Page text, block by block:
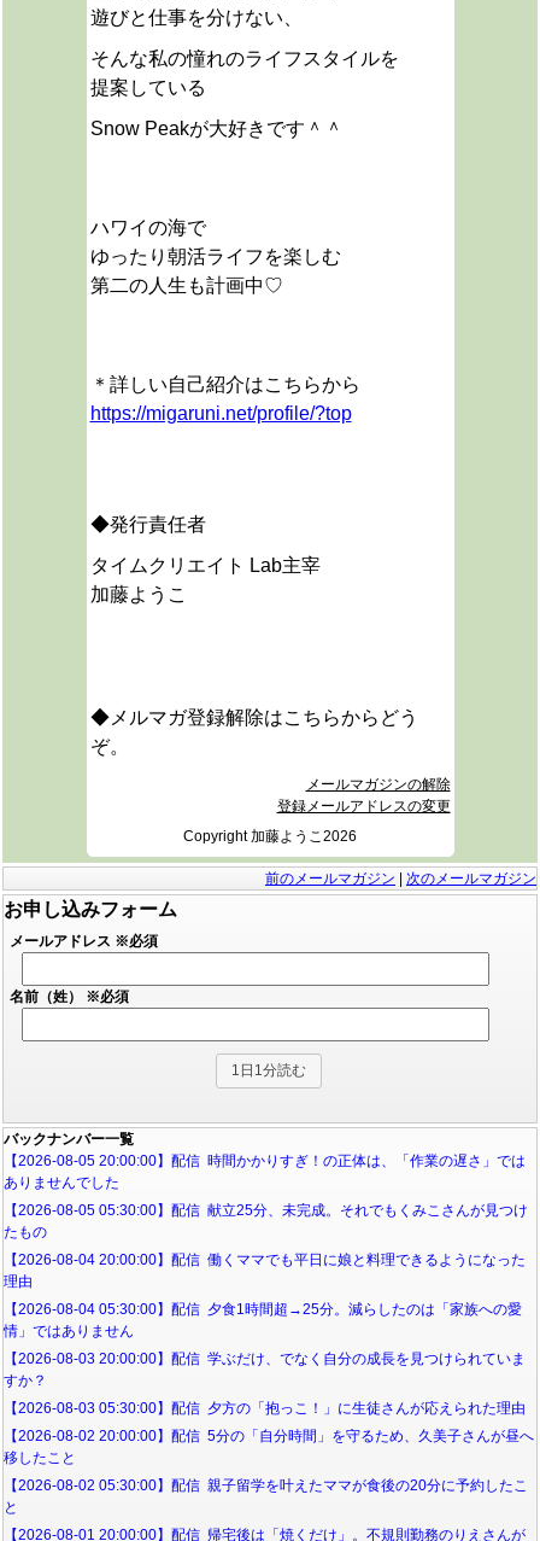
遊びと仕事を分けない、
そんな私の憧れのライフスタイルを
提案している
Snow Peakが大好きです＾＾
ハワイの海で
ゆったり朝活ライフを楽しむ
第二の人生も計画中♡
＊詳しい自己紹介はこちらから
https://migaruni.net/profile/?top
◆発行責任者
タイムクリエイト Lab主宰
加藤ようこ
◆メルマガ登録解除はこちらからどう
ぞ。
メールマガジンの解除
登録メールアドレスの変更
Copyright 加藤ようこ2026
前のメールマガジン 次のメールマガジン
お申し込みフォーム
メールアドレス ※必須
名前（姓） ※必須
バックナンバー一覧
【2026-08-05 20:00:00】配信 時間かかりすぎ！の正体は、「作業の遅さ」では
ありませんでした
【2026-08-05 05:30:00】配信 献立25分、未完成。それでもくみこさんが見つけ
たもの
【2026-08-04 20:00:00】配信 働くママでも平日に娘と料理できるようになった
理由
【2026-08-04 05:30:00】配信 夕食1時間超→25分。減らしたのは「家族への愛
情」ではありません
【2026-08-03 20:00:00】配信 学ぶだけ、でなく自分の成長を見つけられていま
すか？
【2026-08-03 05:30:00】配信 夕方の「抱っこ！」に生徒さんが応えられた理由
【2026-08-02 20:00:00】配信 5分の「自分時間」を守るため、久美子さんが昼へ
移したこと
【2026-08-02 05:30:00】配信 親子留学を叶えたママが食後の20分に予約したこ
と
【2026-08-01 20:00:00】配信 帰宅後は「焼くだけ」。不規則勤務のりえさんが